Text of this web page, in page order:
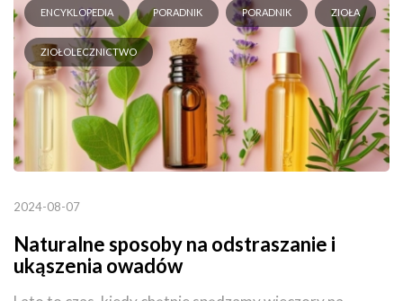
ENCYKLOPEDIA PORADNIK PORADNIK ZIOŁA
ZIOŁOLECZNICTWO
2024-08-07
Naturalne sposoby na odstraszanie i
ukąszenia owadów